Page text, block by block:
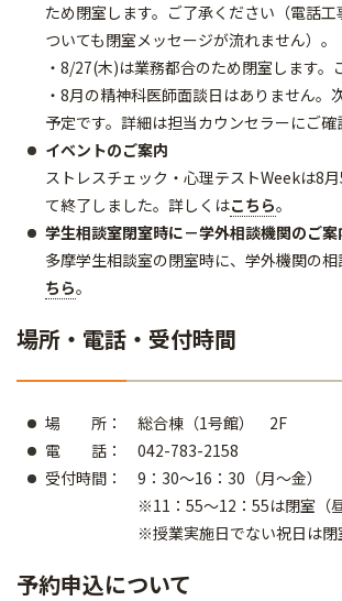
ため閉室します。ご了承ください（電話
ついても閉室メッセージが流れません）。
・8/27(木)は業務都合のため閉室します。
・8月の精神科医師面談日はありません。
予定です。詳細は担当カウンセラーにご確
イベントのご案内
ストレスチェック・心理テストWeekは8
て終了しました。詳しくはこちら。
学生相談室閉室時に－学外相談機関のご案
多摩学生相談室の閉室時に、学外機関の
ちら。
場所・電話・受付時間
場 所： 総合棟（1号館） 2F
電 話： 042-783-2158
受付時間： 9：30～16：30（月～金）
※11：55～12：55は閉室（昼
※授業実施日でない祝日は閉
予約申込について